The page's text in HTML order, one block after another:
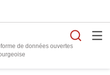
de données ouvertes